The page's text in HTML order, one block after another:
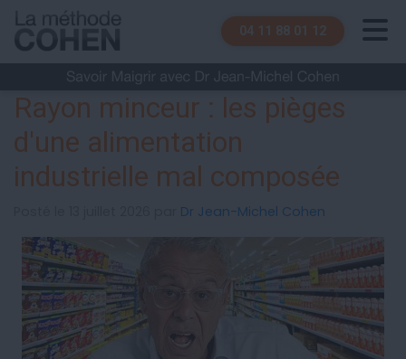
04 11 88 01 12
Rayon minceur : les pièges
d'une alimentation
industrielle mal composée
Dr Jean-Michel Cohen